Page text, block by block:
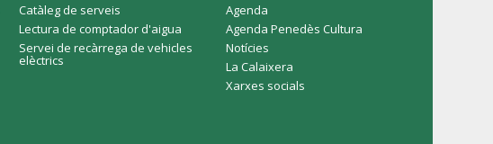
Catàleg de serveis
Lectura de comptador d'aigua
Servei de recàrrega de vehicles
elèctrics
Agenda
Agenda Penedès Cultura
Notícies
La Calaixera
Xarxes socials